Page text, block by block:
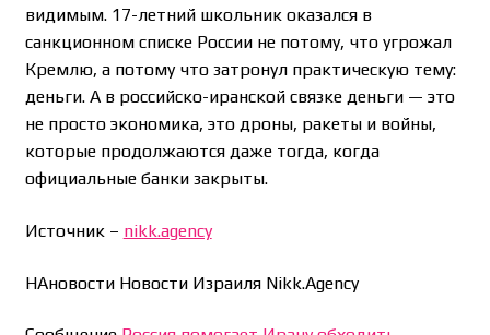
видимым. 17-летний школьник оказался в
санкционном списке России не потому, что угрожал
Кремлю, а потому что затронул практическую тему:
деньги. А в российско-иранской связке деньги — это
не просто экономика, это дроны, ракеты и войны,
которые продолжаются даже тогда, когда
официальные банки закрыты.
Источник – nikk.agency
НАновости Новости Израиля Nikk.Agency